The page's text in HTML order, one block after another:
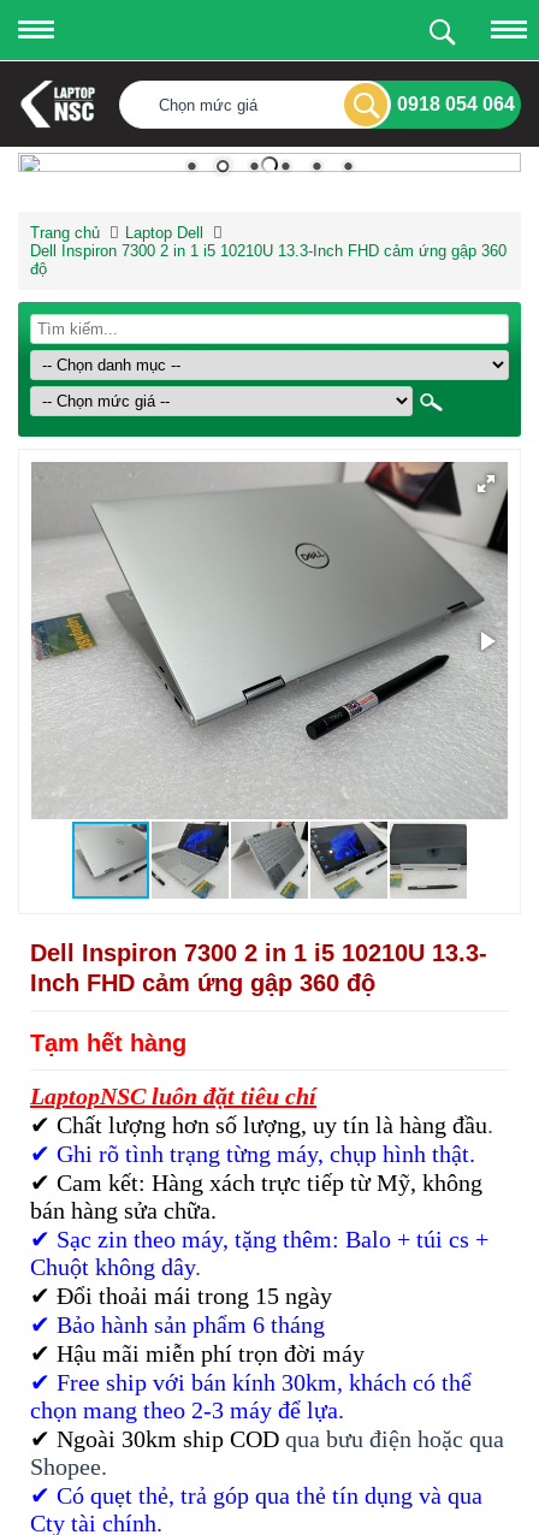
Chọn mức giá 0918 054 064
Trang chủ
Laptop Dell
Dell Inspiron 7300 2 in 1 i5 10210U 13.3-Inch FHD cảm ứng gập 360
độ
Dell Inspiron 7300 2 in 1 i5 10210U 13.3-
Inch FHD cảm ứng gập 360 độ
Tạm hết hàng
LaptopNSC luôn đặt tiêu chí
✔ Chất lượng hơn số lượng, uy tín là hàng đầu
✔ Ghi rõ tình trạng từng máy, chụp hình thật.
✔ Cam kết: Hàng xách trực tiếp từ Mỹ, không
bán hàng sửa chữa.
✔ Sạc zin theo máy, tặng thêm: Balo + túi cs +
Chuột không dây.
✔ Đổi thoải mái trong 15 ngày
✔ Bảo hành sản phẩm 6 tháng
✔ Hậu mãi miễn phí trọn đời máy
✔ Free ship với bán kính 30km, khách có thể
chọn mang theo 2-3 máy để lựa.
✔ Ngoài 30km ship COD qua bưu điện hoặc qua
Shopee.
✔ Có quẹt thẻ, trả góp qua thẻ tín dụng và qua
Cty tài chính.